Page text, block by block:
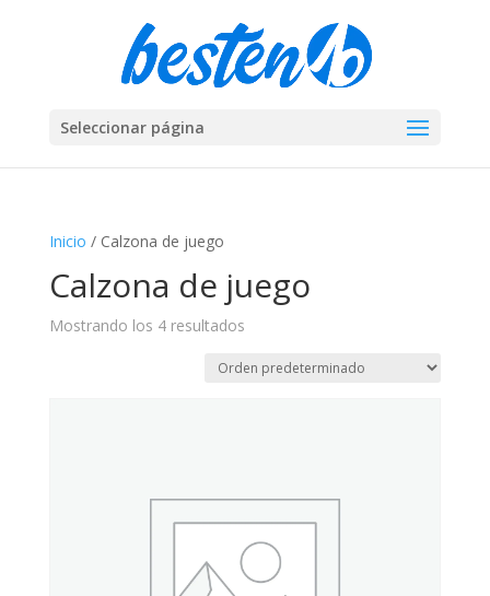
Seleccionar página
Inicio / Calzona de juego
Calzona de juego
Mostrando los 4 resultados